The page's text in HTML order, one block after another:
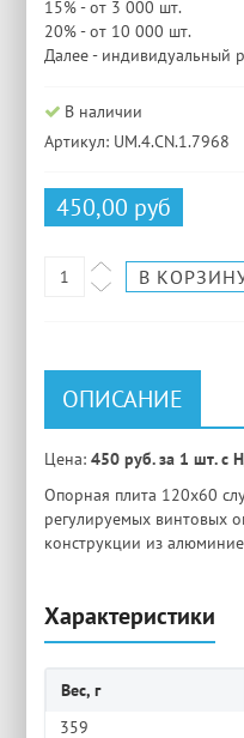
15% - от 3 000 шт.
20% - от 10 000 шт.
Далее - индивидуальный
В наличии
Артикул: UM.4.CN.1.7968
450,00 руб
ОПИСАНИЕ
Цена:450 руб. за 1 шт. с
Опорная плита 120х60
регулируемых винтовых
конструкции из
Характеристики
Вес, г
359